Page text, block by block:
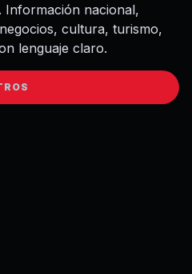
Información nacional,
cultura, turismo,
lenguaje claro.